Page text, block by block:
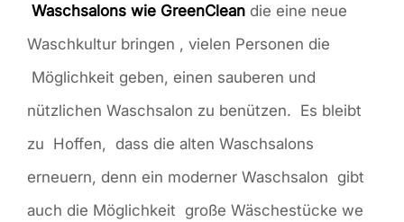
Waschsalons wie GreenClean die eine neue
Waschkultur bringen , vielen Personen die
Möglichkeit geben, einen sauberen und
nützlichen Waschsalon zu benützen. Es bleibt
zu Hoffen, dass die alten Waschsalons
erneuern, denn ein moderner Waschsalon gibt
auch die Möglichkeit große Wäschestücke we